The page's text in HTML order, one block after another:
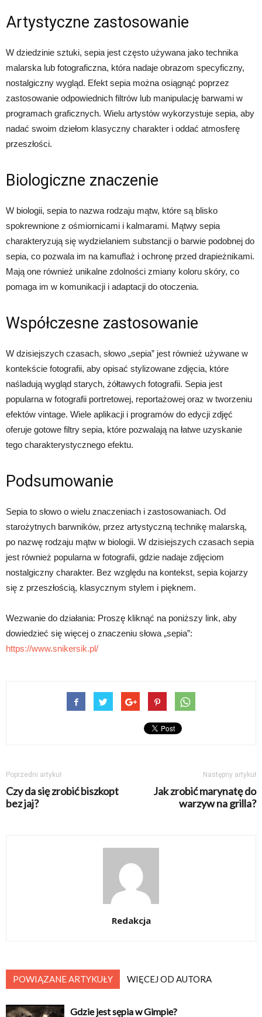
Artystyczne zastosowanie
W dziedzinie sztuki, sepia jest często używana jako technika
malarska lub fotograficzna, która nadaje obrazom specyficzny,
nostalgiczny wygląd. Efekt sepia można osiągnąć poprzez
zastosowanie odpowiednich filtrów lub manipulację barwami w
programach graficznych. Wielu artystów wykorzystuje sepia, aby
nadać swoim dziełom klasyczny charakter i oddać atmosferę
przeszłości.
Biologiczne znaczenie
W biologii, sepia to nazwa rodzaju mątw, które są blisko
spokrewnione z ośmiornicami i kalmarami. Mątwy sepia
charakteryzują się wydzielaniem substancji o barwie podobnej do
sepia, co pozwala im na kamuflaż i ochronę przed drapieżnikami.
Mają one również unikalne zdolności zmiany koloru skóry, co
pomaga im w komunikacji i adaptacji do otoczenia.
Współczesne zastosowanie
W dzisiejszych czasach, słowo „sepia” jest również używane w
kontekście fotografii, aby opisać stylizowane zdjęcia, które
naśladują wygląd starych, żółtawych fotografii. Sepia jest
popularna w fotografii portretowej, reportażowej oraz w tworzeniu
efektów vintage. Wiele aplikacji i programów do edycji zdjęć
oferuje gotowe filtry sepia, które pozwalają na łatwe uzyskanie
tego charakterystycznego efektu.
Podsumowanie
Sepia to słowo o wielu znaczeniach i zastosowaniach. Od
starożytnych barwników, przez artystyczną technikę malarską,
po nazwę rodzaju mątw w biologii. W dzisiejszych czasach sepia
jest również popularna w fotografii, gdzie nadaje zdjęciom
nostalgiczny charakter. Bez względu na kontekst, sepia kojarzy
się z przeszłością, klasycznym stylem i pięknem.
Wezwanie do działania: Proszę kliknąć na poniższy link, aby
dowiedzieć się więcej o znaczeniu słowa „sepia”:
https://www.snikersik.pl/
Poprzedni artykuł
Czy da się zrobić biszkopt
bez jaj?
Następny artykuł
Jak zrobić marynatę do
warzyw na grilla?
Redakcja
POWIĄZANE ARTYKUŁY WIĘCEJ OD AUTORA
Gdzie jest sępia w Gimpie?